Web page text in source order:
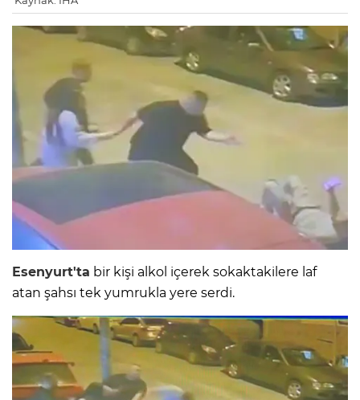
Esenyurt'ta bir kişi alkol içerek sokaktakilere laf
atan şahsı tek yumrukla yere serdi.